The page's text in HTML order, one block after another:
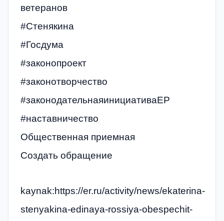
ветеранов
#Стенякина
#Госдума
#законопроект
#законотворчество
#законодательнаяинициативаЕР
#наставничество
Общественная приемная
Создать обращение
kaynak:https://er.ru/activity/news/ekaterina-
stenyakina-edinaya-rossiya-obespechit-